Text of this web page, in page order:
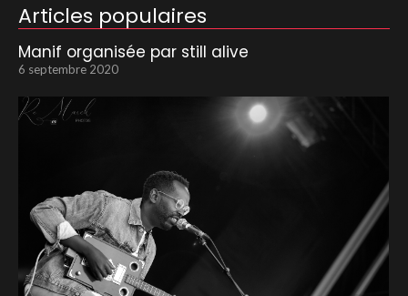
Articles populaires
Manif organisée par still alive
6 septembre 2020